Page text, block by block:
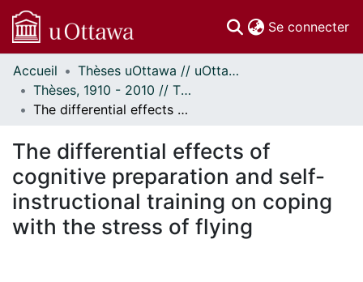
Se connecter
Communautés
et collections
Parcourir
À propos
Accueil
Thèses uOttawa // uOttawa Theses
Thèses, 1910 - 2010 // Theses, 1910 - 2010
The differential effects of cognitive preparation and self-instructional training on coping with the stress of flying
The differential effects of
cognitive preparation and self-
instructional training on coping
with the stress of flying